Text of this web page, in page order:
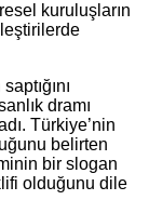
kuruluşların
dramı
Türkiye’nin
belirten
bir slogan
olduğunu dile